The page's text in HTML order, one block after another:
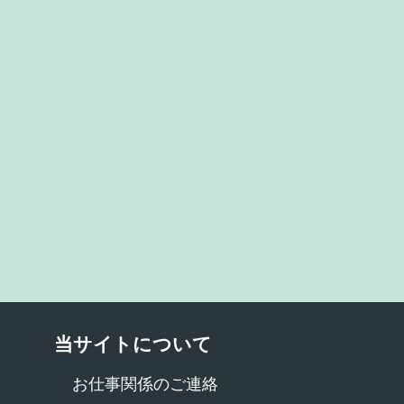
当サイトについて
お仕事関係のご連絡